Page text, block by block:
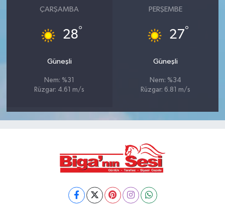
ÇARŞAMBA
28°
Güneşli
Nem: %31
Rüzgar: 4.61 m/s
PERŞEMBE
27°
Güneşli
Nem: %34
Rüzgar: 6.81 m/s